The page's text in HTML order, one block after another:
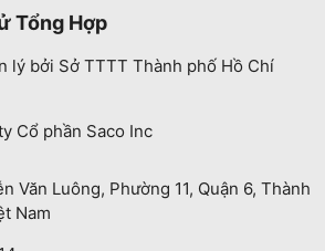
Tổng Hợp
lý bởi Sở TTTT Thành phố Hồ Chí
Cổ phần Saco Inc
Văn Luông, Phường 11, Quận 6, Thành
Nam